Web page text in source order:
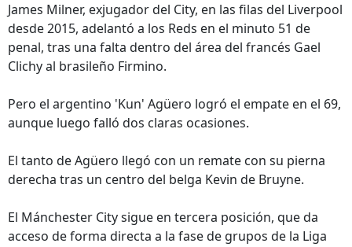
James Milner, exjugador del City, en las filas del Liverpool
desde 2015, adelantó a los Reds en el minuto 51 de
penal, tras una falta dentro del área del francés Gael
Clichy al brasileño Firmino.
Pero el argentino 'Kun' Agüero logró el empate en el 69,
aunque luego falló dos claras ocasiones.
El tanto de Agüero llegó con un remate con su pierna
derecha tras un centro del belga Kevin de Bruyne.
El Mánchester City sigue en tercera posición, que da
acceso de forma directa a la fase de grupos de la Liga